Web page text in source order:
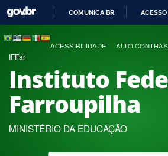
COMUNICA BR
ACESSIBILIDADE ALTO
IFFar
Instituto
Farroupilha
MINISTÉRIO DA EDUCAÇÃO